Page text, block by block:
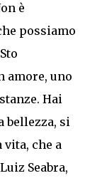
è
possiamo
uno
Hai
bellezza, si
vita, che a
Seabra,